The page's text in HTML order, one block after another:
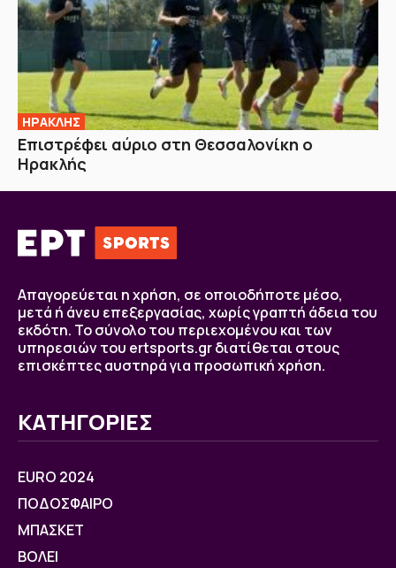
ΗΡΑΚΛΗΣ
Επιστρέφει αύριο στη Θεσσαλονίκη ο
Ηρακλής
Απαγορεύεται η χρήση, σε οποιοδήποτε μέσο,
μετά ή άνευ επεξεργασίας, χωρίς γραπτή άδεια του
εκδότη. Το σύνολο του περιεχομένου και των
υπηρεσιών του ertsports.gr διατίθεται στους
επισκέπτες αυστηρά για προσωπική χρήση.
ΚΑΤΗΓΟΡΙΕΣ
EURO 2024
ΠΟΔΟΣΦΑΙΡΟ
ΜΠΑΣΚΕΤ
ΒOΛΕΙ